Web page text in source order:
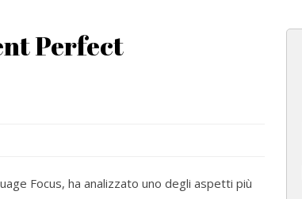
Perfect
Focus, ha analizzato uno degli aspetti più